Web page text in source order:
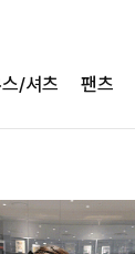
/셔츠 팬츠